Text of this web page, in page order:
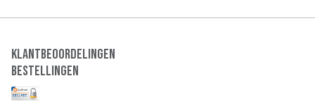
Klantbeoordelingen
Bestellingen